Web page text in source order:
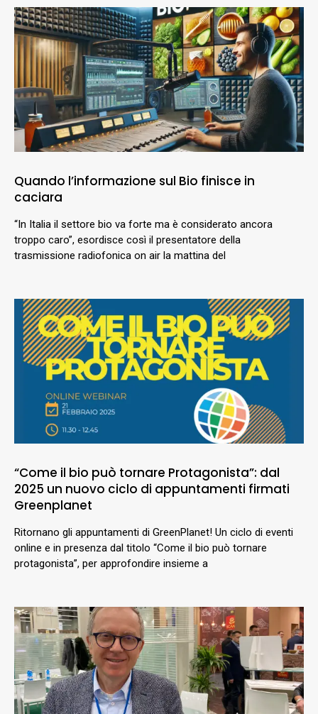
Quando l’informazione sul Bio finisce in
caciara
“In Italia il settore bio va forte ma è considerato ancora
troppo caro”, esordisce così il presentatore della
trasmissione radiofonica on air la mattina del
“Come il bio può tornare Protagonista”: dal
2025 un nuovo ciclo di appuntamenti firmati
Greenplanet
Ritornano gli appuntamenti di GreenPlanet! Un ciclo di eventi
online e in presenza dal titolo “Come il bio può tornare
protagonista”, per approfondire insieme a